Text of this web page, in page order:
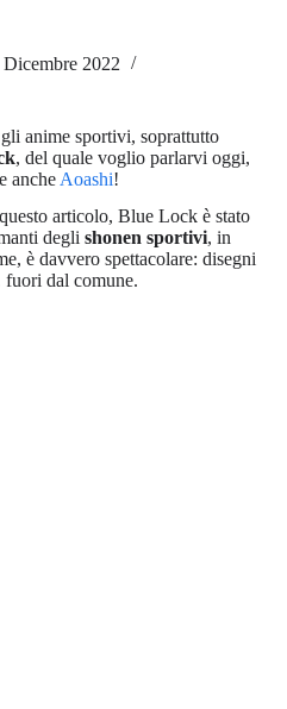
Dicembre 2022
anime sportivi, soprattutto
, del quale voglio parlarvi oggi,
anche Aoashi!
articolo, Blue Lock è stato
degli shonen sportivi, in
è davvero spettacolare: disegni
dal comune.